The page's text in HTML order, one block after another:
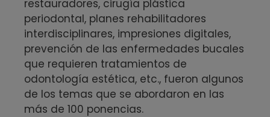
restauradores, cirugía plástica
periodontal, planes rehabilitadores
interdisciplinares, impresiones digitales,
prevención de las enfermedades bucales
que requieren tratamientos de
odontología estética, etc., fueron algunos
de los temas que se abordaron en las
más de 100 ponencias.